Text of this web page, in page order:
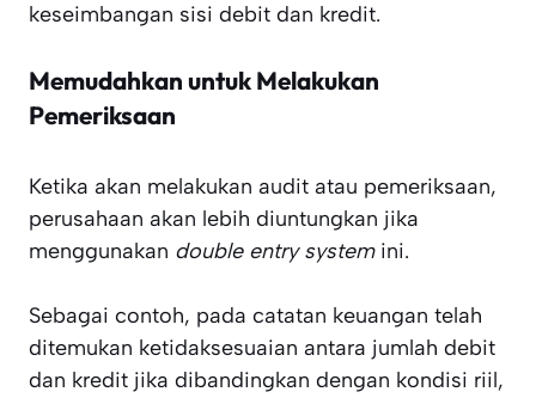
keseimbangan sisi debit dan kredit.
Memudahkan untuk Melakukan
Pemeriksaan
Ketika akan melakukan audit atau pemeriksaan,
perusahaan akan lebih diuntungkan jika
menggunakan double entry system ini.
Sebagai contoh, pada catatan keuangan telah
ditemukan ketidaksesuaian antara jumlah debit
dan kredit jika dibandingkan dengan kondisi riil,